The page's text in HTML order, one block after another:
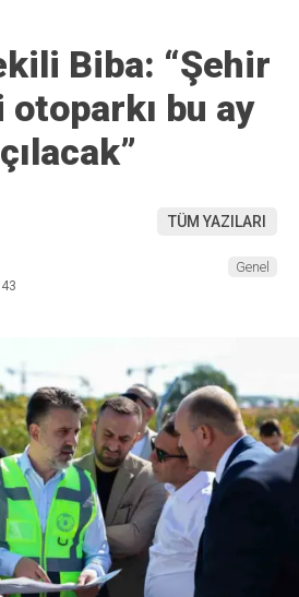
Biba: “Şehir
bu ay
TÜM YAZILARI
Genel